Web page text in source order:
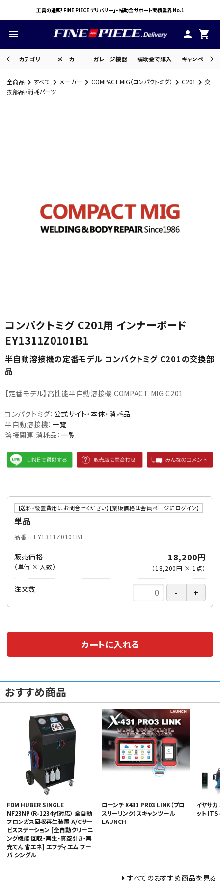
工具の通販「FINE PIECE デリバリー」- 補助金サポート実績業界 No.1
menu person shopping_cart
カテゴリ メーカー ガレージ機器 補助金で購入 キャンペーン
メーカーから選ぶ
ガレージ機器
全商品 すべて メーカー COMPACT MIG（コンパクトミグ） C201
交
換部品・消耗パーツ
コンパクトミグ C201用 インナーボード
EY1311Z0101B1
半自動溶接機の定番モデル コンパクトミグ C201の交換部
品
【定番モデル】高性能半自動溶接機 COMPACT MIG C201
コンパクトミグ： 公式サイト・本体・消耗品
半自動溶接機： 一覧
溶接関連 消耗品： 一覧
【送料・設置費用はお問合せください】【業販価格は会員ページにログイン】
単品
品番 EY1311Z0101B1
販売価格
（単価 × 入数）
18,200円
（18,200円 × 1 点）
注文数
カートに入れる
おすすめ商品
FDM HUBER SINGLE
NF23NP（R-1234yf対応） 全自動
フロンガス回収再生装置 A/Cサー
ビスステーション [全自動クリーニ
ング機能 回収・再生・真空引き・再
充てん 省エネ] エフディエム フー
バ シングル
ローンチ X431 PR03 LINK（プロ
スリーリンク）スキャンツール
LAUNCH
イヤサ
ット
すべてのおすすめ商品を見る